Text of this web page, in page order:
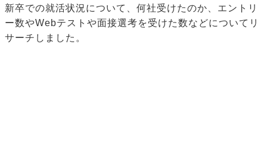
新卒での就活状況について、何社受けたのか、エントリ
ー数やWebテストや面接選考を受けた数などについてリ
サーチしました。